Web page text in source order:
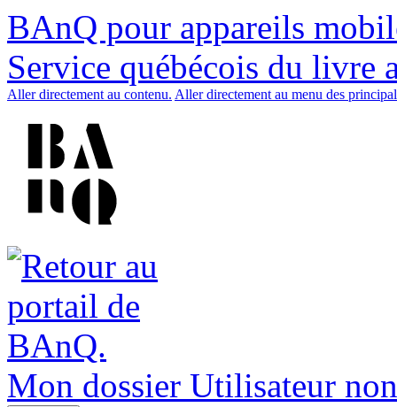
BAnQ pour appareils
Service québécois du livre
Aller directement au contenu. Aller directement au menu des
Mon dossier Utilisateur